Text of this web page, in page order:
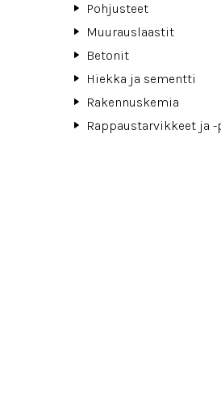
Pohjusteet
Muurauslaastit
Betonit
Hiekka ja sementti
Rakennuskemia
Rappaustarvikkeet ja